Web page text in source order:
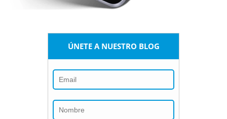
ÚNETE A NUESTRO BLOG